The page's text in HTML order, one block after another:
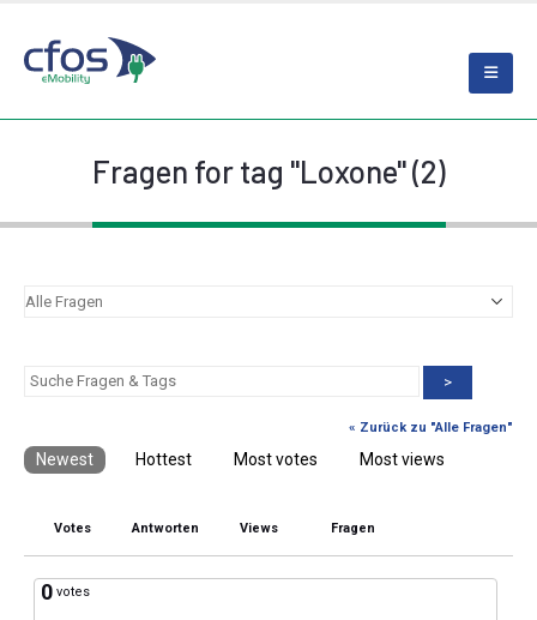
Fragen for tag "Loxone" (2)
>
« Zurück zu "Alle Fragen"
Newest Hottest Most votes Most views
Votes Antworten Views Fragen
0 votes